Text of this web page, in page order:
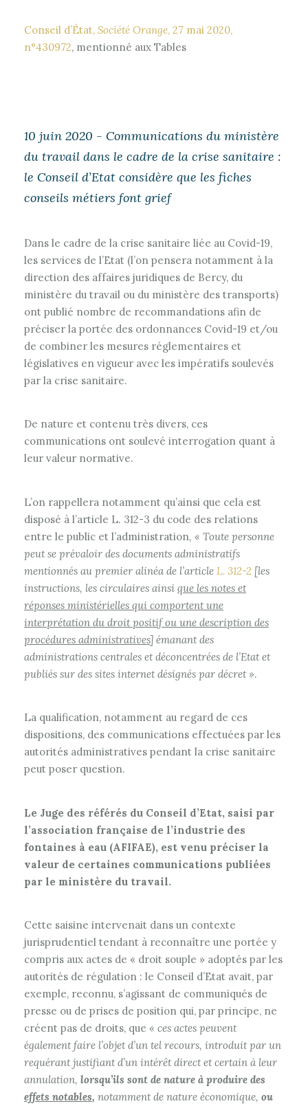
Conseil d’État, Société Orange, 27 mai 2020,
n°430972, mentionné aux Tables
10 juin 2020 - Communications du ministère
du travail dans le cadre de la crise sanitaire :
le Conseil d’Etat considère que les fiches
conseils métiers font grief
Dans le cadre de la crise sanitaire liée au Covid-19,
les services de l’Etat (l’on pensera notamment à la
direction des affaires juridiques de Bercy, du
ministère du travail ou du ministère des transports)
ont publié nombre de recommandations afin de
préciser la portée des ordonnances Covid-19 et/ou
de combiner les mesures réglementaires et
législatives en vigueur avec les impératifs soulevés
par la crise sanitaire.
De nature et contenu très divers, ces
communications ont soulevé interrogation quant à
leur valeur normative.
L’on rappellera notamment qu’ainsi que cela est
disposé à l’article L. 312-3 du code des relations
entre le public et l’administration, « Toute personne
peut se prévaloir des documents administratifs
mentionnés au premier alinéa de l’article L. 312-2 [les
instructions, les circulaires ainsi que les notes et
réponses ministérielles qui comportent une
interprétation du droit positif ou une description des
procédures administratives] émanant des
administrations centrales et déconcentrées de l’Etat et
publiés sur des sites internet désignés par décret ».
La qualification, notamment au regard de ces
dispositions, des communications effectuées par les
autorités administratives pendant la crise sanitaire
peut poser question.
Le Juge des référés du Conseil d’Etat, saisi par
l’association française de l’industrie des
fontaines à eau (AFIFAE), est venu préciser la
valeur de certaines communications publiées
par le ministère du travail.
Cette saisine intervenait dans un contexte
jurisprudentiel tendant à reconnaître une portée y
compris aux actes de « droit souple » adoptés par les
autorités de régulation : le Conseil d’Etat avait, par
exemple, reconnu, s’agissant de communiqués de
presse ou de prises de position qui, par principe, ne
créent pas de droits, que « ces actes peuvent
également faire l’objet d’un tel recours, introduit par un
requérant justifiant d’un intérêt direct et certain à leur
annulation, lorsqu’ils sont de nature à produire des
effets notables, notamment de nature économique, ou